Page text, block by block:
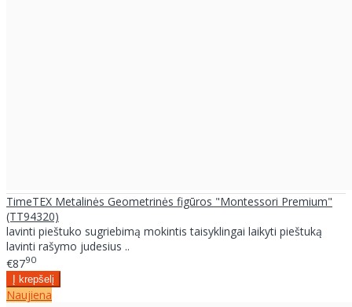
TimeTEX Metalinės Geometrinės figūros "Montessori Premium"
(TT94320)
lavinti pieštuko sugriebimą mokintis taisyklingai laikyti pieštuką
lavinti rašymo judesius ..
€8790
Naujiena